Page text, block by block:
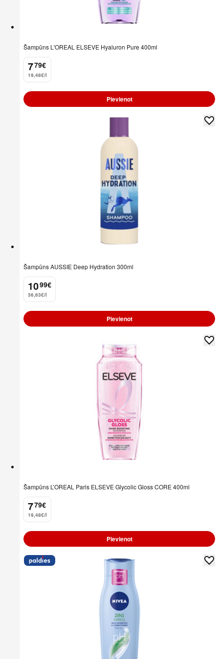
Šampūns L'OREAL ELSEVE Hyaluron Pure 400ml
7
. 79€
19,48€/l
Pievienot
Šampūns AUSSIE Deep Hydration 300ml
10
. 99€
36,63€/l
Pievienot
Šampūns L’OREAL Paris ELSEVE Glycolic Gloss CORE 400ml
7
. 79€
19,48€/l
Pievienot